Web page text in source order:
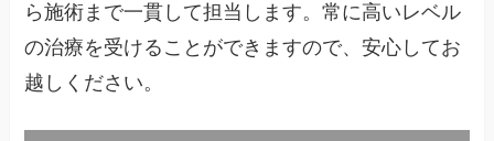
ら施術まで一貫して担当します。常に高いレベル
の治療を受けることができますので、安心してお
越しください。